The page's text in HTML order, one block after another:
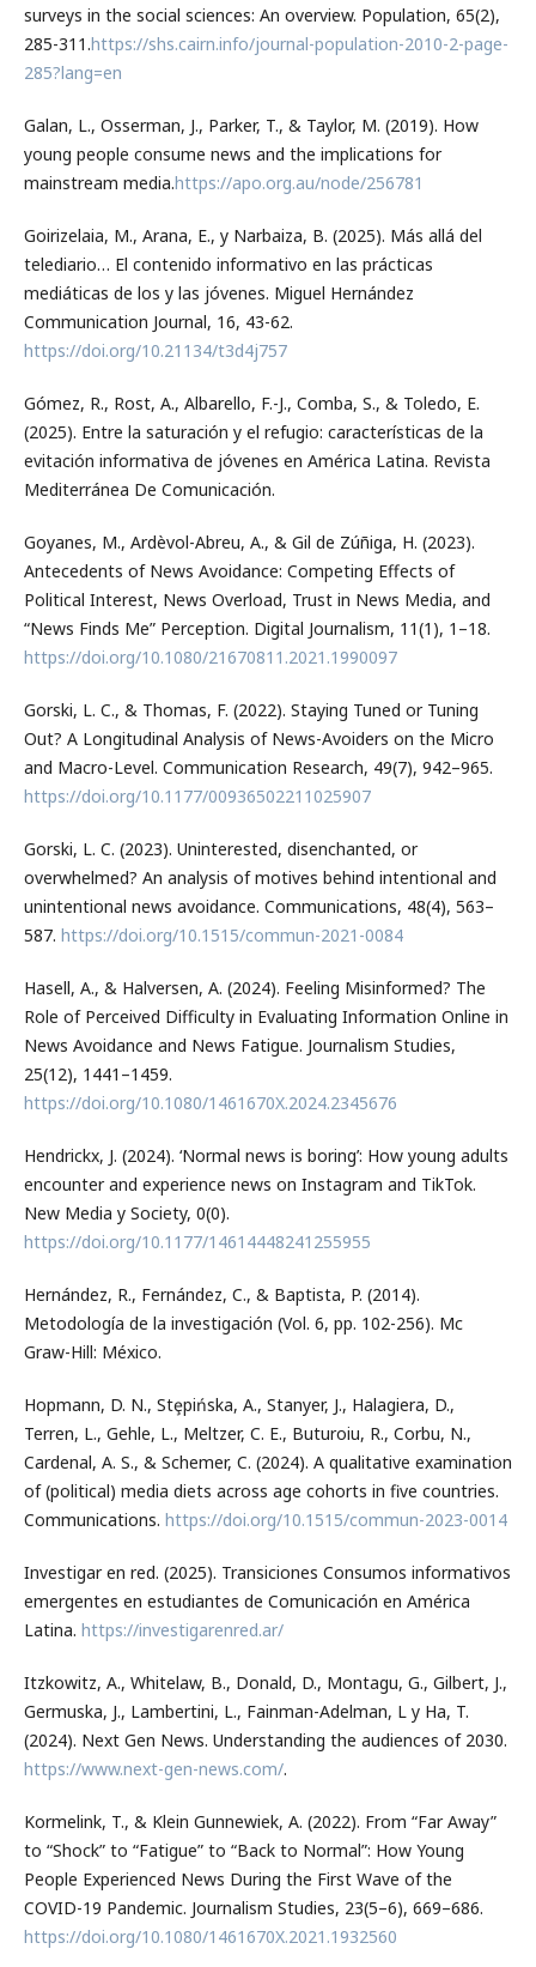
surveys in the social sciences: An overview. Population, 65(2),
285-311.https://shs.cairn.info/journal-population-2010-2-page-
285?lang=en
Galan, L., Osserman, J., Parker, T., & Taylor, M. (2019). How
young people consume news and the implications for
mainstream media.https://apo.org.au/node/256781
Goirizelaia, M., Arana, E., y Narbaiza, B. (2025). Más allá del
telediario… El contenido informativo en las prácticas
mediáticas de los y las jóvenes. Miguel Hernández
Communication Journal, 16, 43-62.
https://doi.org/10.21134/t3d4j757
Gómez, R., Rost, A., Albarello, F.-J., Comba, S., & Toledo, E.
(2025). Entre la saturación y el refugio: características de la
evitación informativa de jóvenes en América Latina. Revista
Mediterránea De Comunicación.
Goyanes, M., Ardèvol-Abreu, A., & Gil de Zúñiga, H. (2023).
Antecedents of News Avoidance: Competing Effects of
Political Interest, News Overload, Trust in News Media, and
“News Finds Me” Perception. Digital Journalism, 11(1), 1–18.
https://doi.org/10.1080/21670811.2021.1990097
Gorski, L. C., & Thomas, F. (2022). Staying Tuned or Tuning
Out? A Longitudinal Analysis of News-Avoiders on the Micro
and Macro-Level. Communication Research, 49(7), 942–965.
https://doi.org/10.1177/00936502211025907
Gorski, L. C. (2023). Uninterested, disenchanted, or
overwhelmed? An analysis of motives behind intentional and
unintentional news avoidance. Communications, 48(4), 563–
587. https://doi.org/10.1515/commun-2021-0084
Hasell, A., & Halversen, A. (2024). Feeling Misinformed? The
Role of Perceived Difficulty in Evaluating Information Online in
News Avoidance and News Fatigue. Journalism Studies,
25(12), 1441–1459.
https://doi.org/10.1080/1461670X.2024.2345676
Hendrickx, J. (2024). ‘Normal news is boring’: How young adults
encounter and experience news on Instagram and TikTok.
New Media y Society, 0(0).
https://doi.org/10.1177/14614448241255955
Hernández, R., Fernández, C., & Baptista, P. (2014).
Metodología de la investigación (Vol. 6, pp. 102-256). Mc
Graw-Hill: México.
Hopmann, D. N., Stȩpińska, A., Stanyer, J., Halagiera, D.,
Terren, L., Gehle, L., Meltzer, C. E., Buturoiu, R., Corbu, N.,
Cardenal, A. S., & Schemer, C. (2024). A qualitative examination
of (political) media diets across age cohorts in five countries.
Communications. https://doi.org/10.1515/commun-2023-0014
Investigar en red. (2025). Transiciones Consumos informativos
emergentes en estudiantes de Comunicación en América
Latina. https://investigarenred.ar/
Itzkowitz, A., Whitelaw, B., Donald, D., Montagu, G., Gilbert, J.,
Germuska, J., Lambertini, L., Fainman-Adelman, L y Ha, T.
(2024). Next Gen News. Understanding the audiences of 2030.
https://www.next-gen-news.com/.
Kormelink, T., & Klein Gunnewiek, A. (2022). From “Far Away”
to “Shock” to “Fatigue” to “Back to Normal”: How Young
People Experienced News During the First Wave of the
COVID-19 Pandemic. Journalism Studies, 23(5–6), 669–686.
https://doi.org/10.1080/1461670X.2021.1932560